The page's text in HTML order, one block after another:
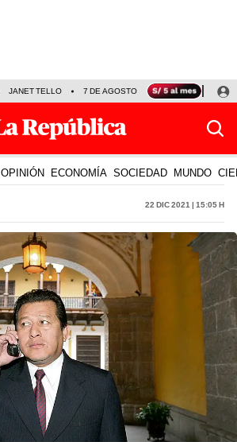
JANET TELLO 7 DE AGOSTO TINKA RESULTADOS
OPINIÓN ECONOMÍA SOCIEDAD MUNDO
22 Dic 2021 | 15:05 h